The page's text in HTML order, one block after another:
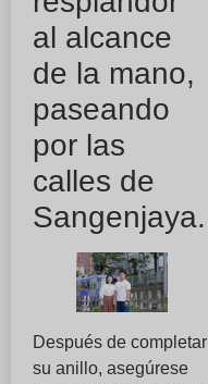
al alcance
de la mano,
paseando
por las
calles de
Sangenjaya.
Después de completar
su anillo, asegúrese